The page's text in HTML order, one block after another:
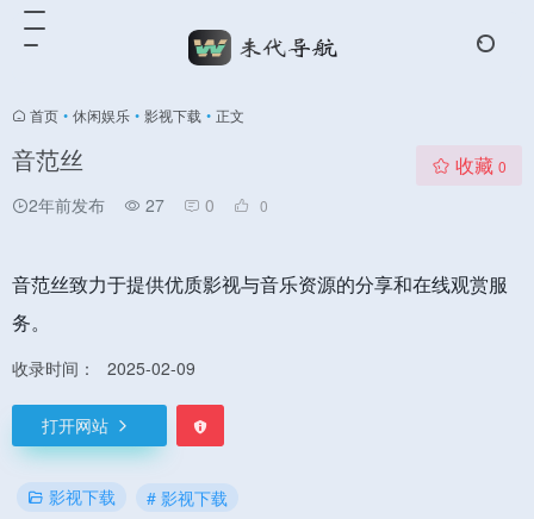
首页 • 休闲娱乐 • 影视下载 • 正文
音范丝
2年前发布 27 0 0
收藏 0
音范丝致力于提供优质影视与音乐资源的分享和在线观赏服
务。
收录时间： 2025-02-09
打开网站
影视下载 # 影视下载